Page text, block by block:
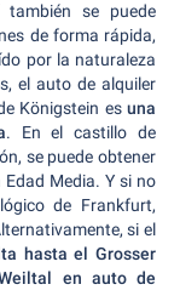
también se puede
de forma rápida,
por la naturaleza
el auto de alquiler
Königstein es una
. En el castillo de
se puede obtener
Media. Y si no
de Frankfurt,
si el
hasta el Grosser
en auto de